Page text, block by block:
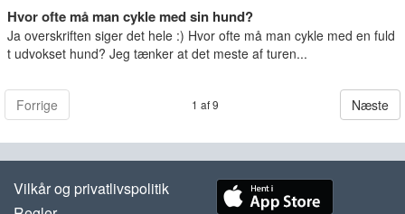
Hvor ofte må man cykle med sin hund?
Ja overskriften siger det hele :) Hvor ofte må man cykle med en fuld
t udvokset hund? Jeg tænker at det meste af turen...
Forrige 1 af 9 Næste
Vilkår og privatlivspolitik